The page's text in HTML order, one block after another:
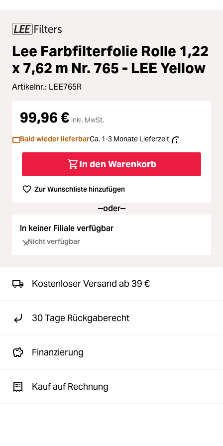
Lee Farbfilterfolie Rolle 1,22
x 7,62 m Nr. 765 - LEE Yellow
Artikelnr.: LEE765R
99,96 € inkl. MwSt.
Bald wieder lieferbarCa. 1-3 Monate Lieferzeit
In den Warenkorb
Zur Wunschliste hinzufügen
oder
In keiner Filiale verfügbar
Nicht verfügbar
Kostenloser Versand ab 39 €
30 Tage Rückgaberecht
Finanzierung
Kauf auf Rechnung